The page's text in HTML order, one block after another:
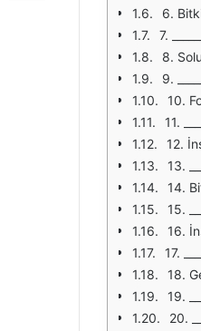
6.
7.
8.
9.
10.
11.
12.
13.
14.
15.
16.
17.
18.
19.
20.